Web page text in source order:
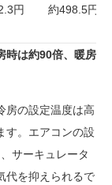
円 約498.5円
時は約90倍、暖房
房の設定温度は高
す。エアコンの設
サーキュレータ
代を抑えられるで